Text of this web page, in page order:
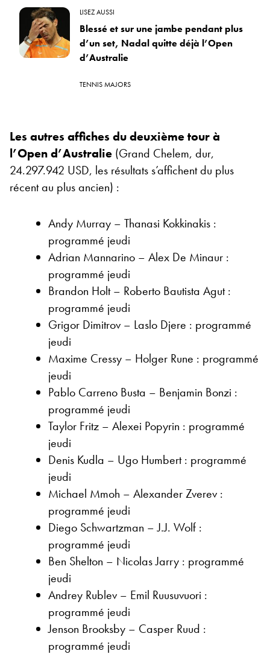
LISEZ AUSSI
Blessé et sur une jambe pendant plus
d’un set, Nadal quitte déjà l’Open
d’Australie
TENNIS MAJORS
Les autres affiches du deuxième tour à
l’Open d’Australie (Grand Chelem, dur,
24.297.942 USD, les résultats s’affichent du plus
récent au plus ancien) :
Andy Murray – Thanasi Kokkinakis :
programmé jeudi
Adrian Mannarino – Alex De Minaur :
programmé jeudi
Brandon Holt – Roberto Bautista Agut :
programmé jeudi
Grigor Dimitrov – Laslo Djere : programmé
jeudi
Maxime Cressy – Holger Rune : programmé
jeudi
Pablo Carreno Busta – Benjamin Bonzi :
programmé jeudi
Taylor Fritz – Alexei Popyrin : programmé
jeudi
Denis Kudla – Ugo Humbert : programmé
jeudi
Michael Mmoh – Alexander Zverev :
programmé jeudi
Diego Schwartzman – J.J. Wolf :
programmé jeudi
Ben Shelton – Nicolas Jarry : programmé
jeudi
Andrey Rublev – Emil Ruusuvuori :
programmé jeudi
Jenson Brooksby – Casper Ruud :
programmé jeudi